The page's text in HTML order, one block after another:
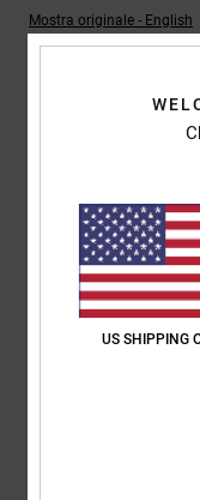
Mostra originale - English
Comfort: 5 Rapporto
9. luglio 2026
Ottimo prezzo
Mostra originale -
Comfort: 4 Rapporto
: 4/5 Colore: 5/5
US SHIPPING